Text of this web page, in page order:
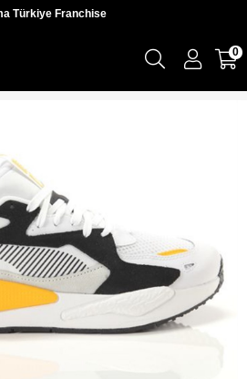
Türkiye Franchise
0